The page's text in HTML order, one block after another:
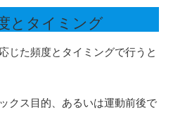
とタイミング
じた頻度とタイミングで行うと
クス目的、あるいは運動前後で